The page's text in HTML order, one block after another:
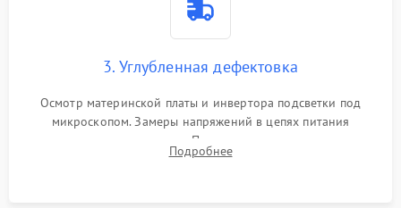
3. Углубленная дефектовка
Осмотр материнской платы и инвертора подсветки под
микроскопом. Замеры напряжений в цепях питания
процессора и видеокарты. Проверка состояния жесткого
диска и оперативной памяти с помощью POST-карт и
Подробнее